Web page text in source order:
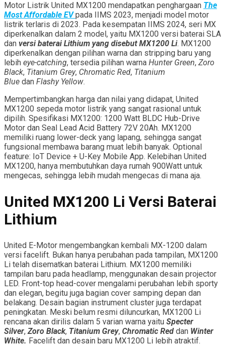
Motor Listrik United MX1200 mendapatkan penghargaan The
Most Affordable EV pada IIMS 2023, menjadi model motor
listrik terlaris di 2023. Pada kesempatan IIMS 2024, seri MX
diperkenalkan dalam 2 model, yaitu MX1200 versi baterai SLA
dan versi baterai Lithium yang disebut MX1200 Li. MX1200
diperkenalkan dengan pilihan warna dan stripping baru yang
lebih eye-catching, tersedia pilihan warna Hunter Green, Zoro
Black, Titanium Grey, Chromatic Red, Titanium
Blue dan Flashy Yellow.
Mempertimbangkan harga dan nilai yang didapat, United
MX1200 sepeda motor listrik yang sangat rasional untuk
dipilih. Spesifikasi MX1200: 1200 Watt BLDC Hub-Drive
Motor dan Seal Lead Acid Battery 72V 20Ah. MX1200
memiliki ruang lower-deck yang lapang, sehingga sangat
fungsional membawa barang muat lebih banyak. Optional
feature: IoT Device + U-Key Mobile App. Kelebihan United
MX1200, hanya membutuhkan daya rumah 900Watt untuk
mengecas, sehingga lebih mudah mengecas di mana aja.
United MX1200 Li Versi Baterai
Lithium
United E-Motor mengembangkan kembali MX-1200 dalam
versi facelift. Bukan hanya perubahan pada tampilan, MX1200
Li telah disematkan baterai Lithium. MX1200 memiliki
tampilan baru pada headlamp, menggunakan desain projector
LED. Front-top head-cover mengalami perubahan lebih sporty
dan elegan, begitu juga bagian cover samping depan dan
belakang. Desain bagian instrument cluster juga terdapat
peningkatan. Meski belum resmi diluncurkan, MX1200 Li
rencana akan dirilis dalam 5 varian warna yaitu Specter
Silver,Zoro Black, Titanium Grey, Chromatic Red dan Winter
White. Facelift dan desain baru MX1200 Li lebih atraktif.